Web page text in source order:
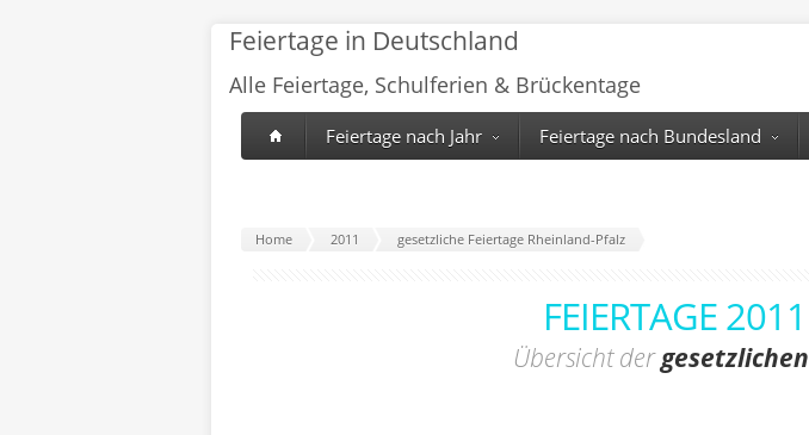
Feiertage in Deutschland
Alle Feiertage, Schulferien & Brückentage
Feiertage nach Jahr Feiertage nach Bundesland
Home 2011 gesetzliche Feiertage Rheinland-Pfalz
FEIERTAGE 2011
Übersicht dergesetzlichen